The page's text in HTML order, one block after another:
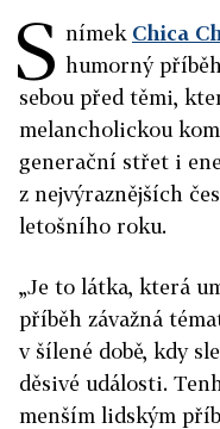
S nímek Chica
humorný
sebou před těmi,
melancholickou
generační střet i
z nejvýraznějších
letošního roku.
„Je to látka, která
příběh závažná
v šílené době, kdy
děsivé události.
menším lidským